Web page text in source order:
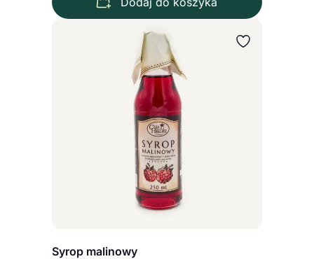
Syrop malinowy